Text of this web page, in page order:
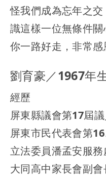
怪我們成為忘年之
識這樣一位無條件
你一路好走，非常感
劉育豪／1967年
經歷
屏東縣議會第17屆議
屏東市民代表會第
立法委員潘孟安服
大同高中家長會副會